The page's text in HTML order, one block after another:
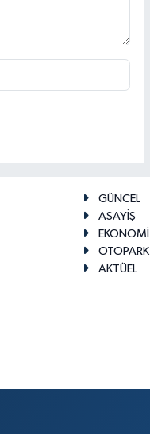
GÜNCEL
ASAYİŞ
EKONOMİ
OTOPARK
AKTÜEL